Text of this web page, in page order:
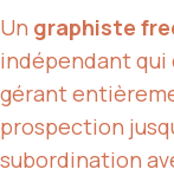
Un graphiste
indépendant qui
gérant
prospection
subordination